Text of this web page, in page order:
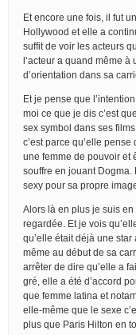
Et encore une fois, il fut
Hollywood et elle a
suffit de voir les acteurs
l’acteur a quand même
d’orientation dans sa
Et je pense que
moi ce que je dis c’est
sex symbol dans ses
c’est parce qu’elle
une femme de pouvoir et
souffre en jouant Dogma.
sexy pour sa propre
Alors là en plus je suis
regardée. Et je vois
qu’elle était déjà une
même au début de sa
arrêter de dire qu’elle a
gré, elle a été d’accord
que femme latina et
elle-même que le sexe
plus que Paris Hilton en